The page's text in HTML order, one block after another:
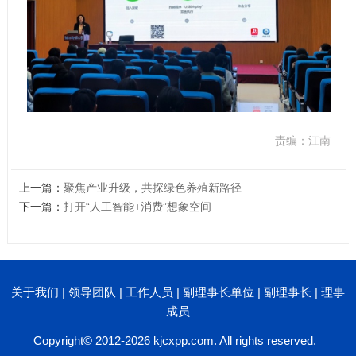
责编：江南
上一篇：聚焦产业升级，共探绿色养殖新路径
下一篇：打开“人工智能+消费”想象空间
关于我们 | 领导团队 | 工作人员 | 副理事长单位 | 副理事长 | 理事
成员
Copyright© 2012-2026 kjcxpp.com. All rights reserved.